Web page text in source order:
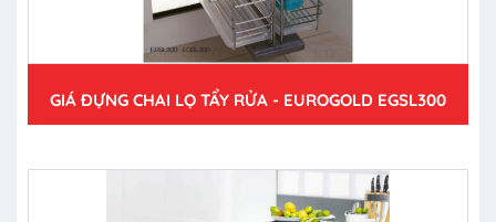
GIÁ ĐỰNG CHAI LỌ TẨY RỬA - EUROGOLD EGSL300